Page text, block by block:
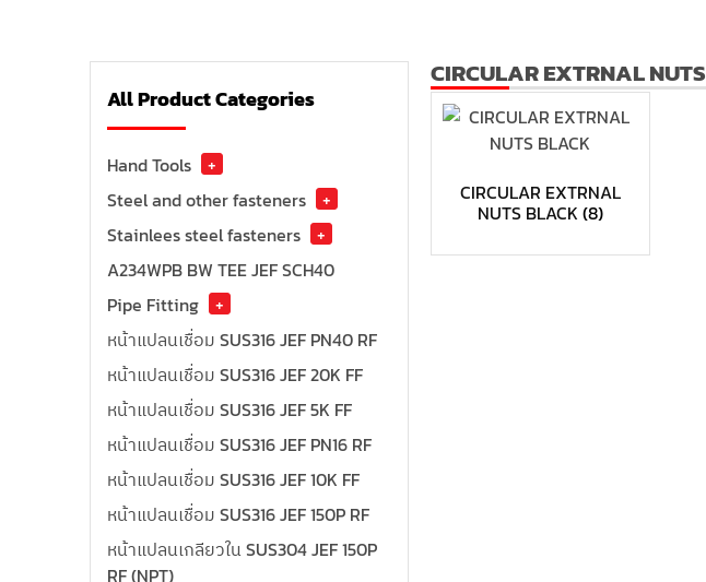
All Product Categories
Hand Tools
+
Steel and other fasteners
+
Stainlees steel fasteners
+
A234WPB BW TEE JEF SCH40
Pipe Fitting
+
หน้าแปลนเชื่อม SUS316 JEF PN40 RF
หน้าแปลนเชื่อม SUS316 JEF 20K FF
หน้าแปลนเชื่อม SUS316 JEF 5K FF
หน้าแปลนเชื่อม SUS316 JEF PN16 RF
หน้าแปลนเชื่อม SUS316 JEF 10K FF
หน้าแปลนเชื่อม SUS316 JEF 150P RF
หน้าแปลนเกลียวใน SUS304 JEF 150P
RF (NPT)
CIRCULAR EXTRNAL NUTS
CIRCULAR EXTRNAL
NUTS BLACK (8)